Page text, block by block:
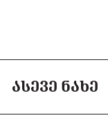
ᲐᲡᲔᲕᲔ ᲜᲐᲮᲔ